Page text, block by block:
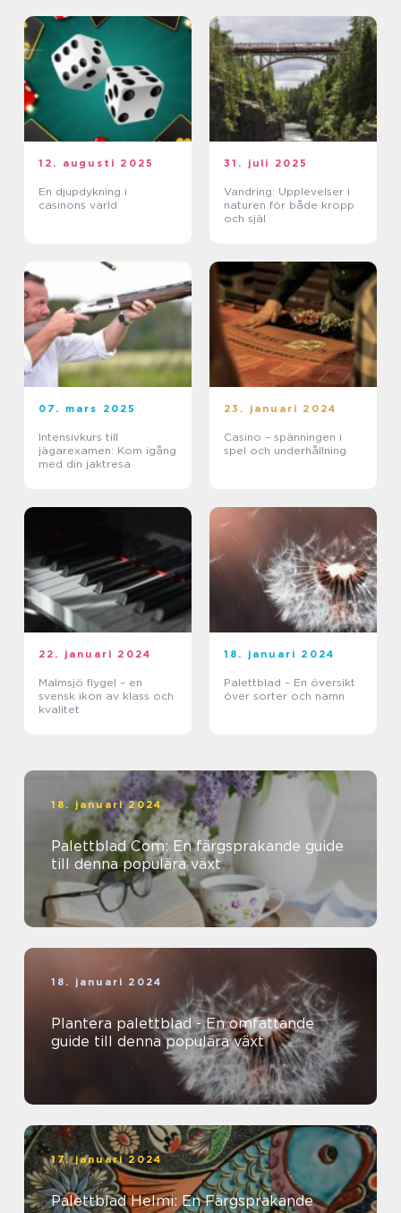
12. augusti 2025
En djupdykning i
casinons värld
31. juli 2025
Vandring: Upplevelser i
naturen för både kropp
och själ
07. mars 2025
Intensivkurs till
jägarexamen: Kom igång
med din jaktresa
23. januari 2024
Casino – spänningen i
spel och underhållning
22. januari 2024
Malmsjö flygel – en
svensk ikon av klass och
kvalitet
18. januari 2024
Palettblad – En översikt
över sorter och namn
18. januari 2024
Palettblad Com: En färgsprakande guide
till denna populära växt
18. januari 2024
Plantera palettblad - En omfattande
guide till denna populära växt
17. januari 2024
Palettblad Helmi: En Färgsprakande